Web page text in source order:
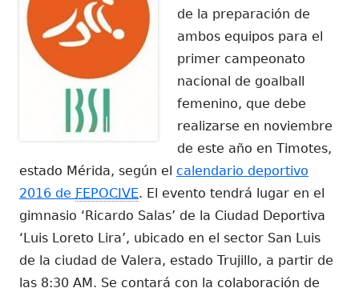
de la preparación de
ambos equipos para el
primer campeonato
nacional de goalball
femenino, que debe
realizarse en noviembre
de este año en Timotes,
estado Mérida, según el calendario deportivo
2016 de FEPOCIVE. El evento tendrá lugar en el
gimnasio ‘Ricardo Salas’ de la Ciudad Deportiva
‘Luis Loreto Lira’, ubicado en el sector San Luis
de la ciudad de Valera, estado Trujillo, a partir de
las 8:30 AM. Se contará con la colaboración de